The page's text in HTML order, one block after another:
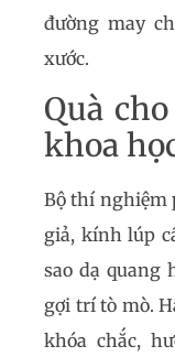
đường may
xước.
Quà
khoa
Bộ thí nghiệm
giả, kính lúp
sao dạ quang
gợi trí tò mò.
khóa chắc,